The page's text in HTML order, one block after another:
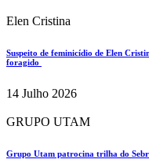
Elen Cristina
Suspeito de feminicídio de Elen
foragido
14 Julho 2026
GRUPO UTAM
Grupo Utam patrocina trilha do